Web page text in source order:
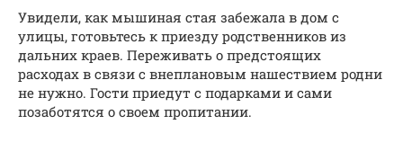
Увидели, как мышиная стая забежала в дом с
улицы, готовьтесь к приезду родственников из
дальних краев. Переживать о предстоящих
расходах в связи с внеплановым нашествием родни
не нужно. Гости приедут с подарками и сами
позаботятся о своем пропитании.